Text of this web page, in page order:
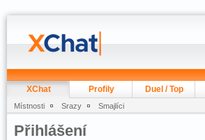
XChat Profily Duel / Top
Místnosti Srazy Smajlíci
Přihlášení